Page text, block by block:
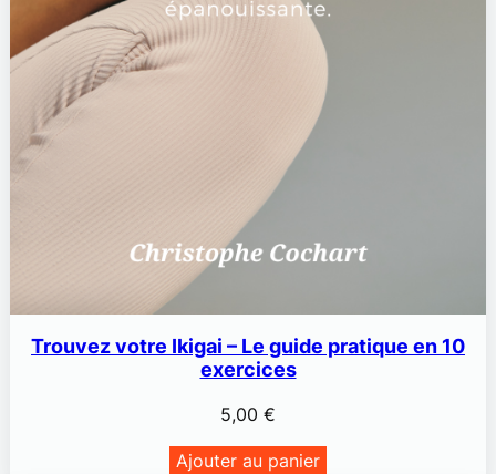
Trouvez votre Ikigai – Le guide pratique en 10
exercices
5,00 €
Ajouter au panier